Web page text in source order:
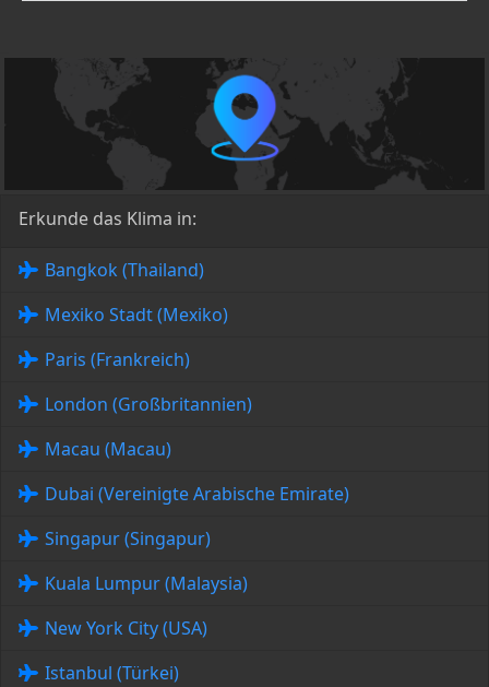
Erkunde das Klima in:
Bangkok (Thailand)
Mexiko Stadt (Mexiko)
Paris (Frankreich)
London (Großbritannien)
Macau (Macau)
Dubai (Vereinigte Arabische Emirate)
Singapur (Singapur)
Kuala Lumpur (Malaysia)
New York City (USA)
Istanbul (Türkei)